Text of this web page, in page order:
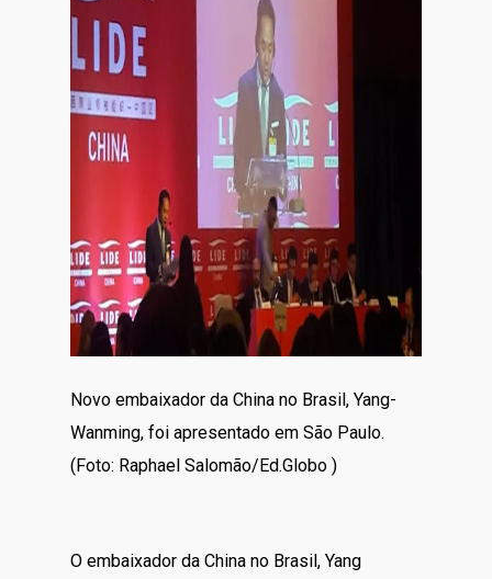
Novo embaixador da China no Brasil, Yang-
Wanming, foi apresentado em São Paulo.
(Foto: Raphael Salomão/Ed.Globo )
O embaixador da China no Brasil, Yang